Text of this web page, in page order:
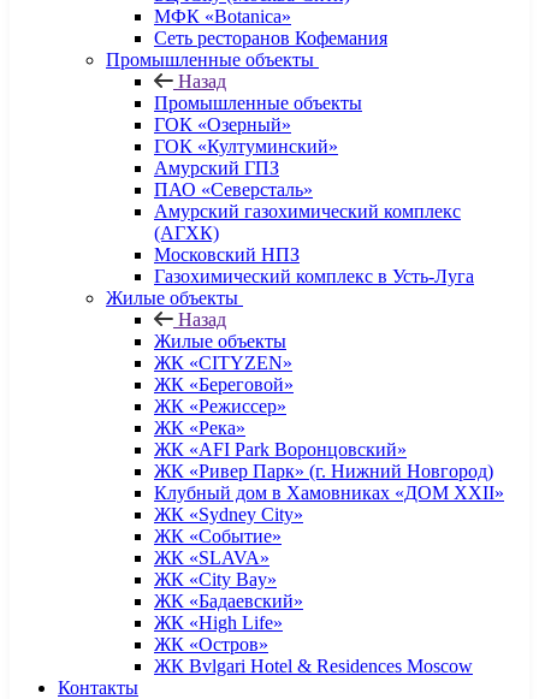
МФК «Botanica»
Сеть ресторанов Кофемания
Промышленные объекты
Назад
Промышленные объекты
ГОК «Озерный»
ГОК «Култуминский»
Амурский ГПЗ
ПАО «Северсталь»
Амурский газохимический комплекс
(АГХК)
Московский НПЗ
Газохимический комплекс в Усть-Луга
Жилые объекты
Назад
Жилые объекты
ЖК «CITYZEN»
ЖК «Береговой»
ЖК «Режиссер»
ЖК «Река»
ЖК «AFI Park Воронцовский»
ЖК «Ривер Парк» (г. Нижний Новгород)
Клубный дом в Хамовниках «ДОМ XXII»
ЖК «Sydney City»
ЖК «Событие»
ЖК «SLAVA»
ЖК «City Bay»
ЖК «Бадаевский»
ЖК «High Life»
ЖК «Остров»
ЖК Bvlgari Hotel & Residences Moscow
Контакты